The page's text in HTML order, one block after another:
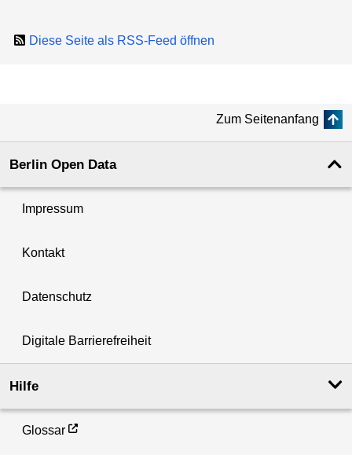
Diese Seite als RSS-Feed öffnen
Zum Seitenanfang
Berlin Open Data
Impressum
Kontakt
Datenschutz
Digitale Barrierefreiheit
Hilfe
Glossar